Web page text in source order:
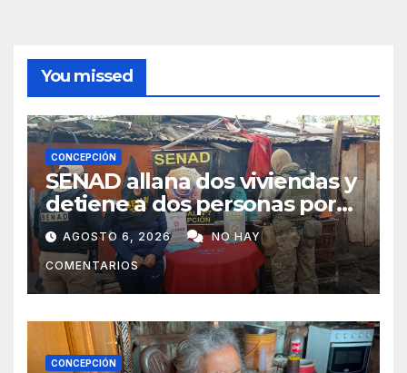
You missed
CONCEPCIÓN
SENAD allana dos viviendas y
detiene a dos personas por
presunto microtráfico en
Concepción
AGOSTO 6, 2026 NO HAY
COMENTARIOS
CONCEPCIÓN